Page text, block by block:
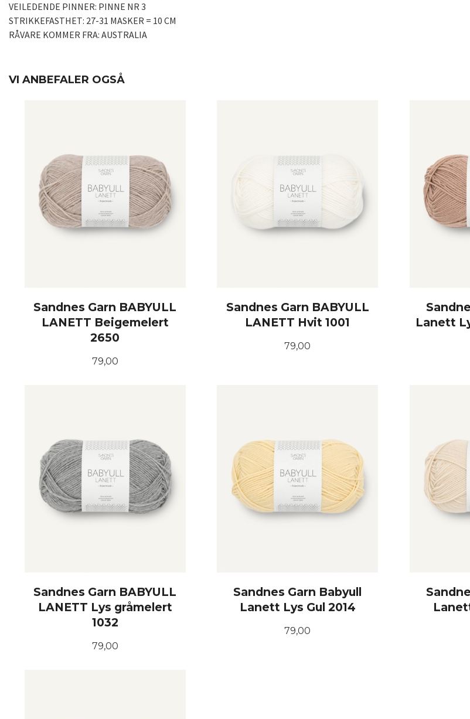
VEILEDENDE PINNER: PINNE NR 3
STRIKKEFASTHET: 27-31 MASKER = 10 CM
RÅVARE KOMMER FRA: AUSTRALIA
VI ANBEFALER OGSÅ
Sandnes Garn BABYULL
LANETT Beigemelert
2650
Pris
79,00
Sandnes Garn BABYULL
LANETT Hvit 1001
Pris
79,00
Lanett
Sandnes Garn BABYULL
LANETT Lys gråmelert
1032
Pris
79,00
Sandnes Garn Babyull
Lanett Lys Gul 2014
Pris
79,00